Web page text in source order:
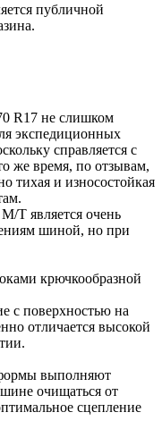
публичной
R17 не слишком
экспедиционных
справляется с
же время, по отзывам,
тихая и износостойкая
T является очень
шиной, но при
крючкообразной
с поверхностью на
отличается высокой
выполняют
очищаться от
сцепление